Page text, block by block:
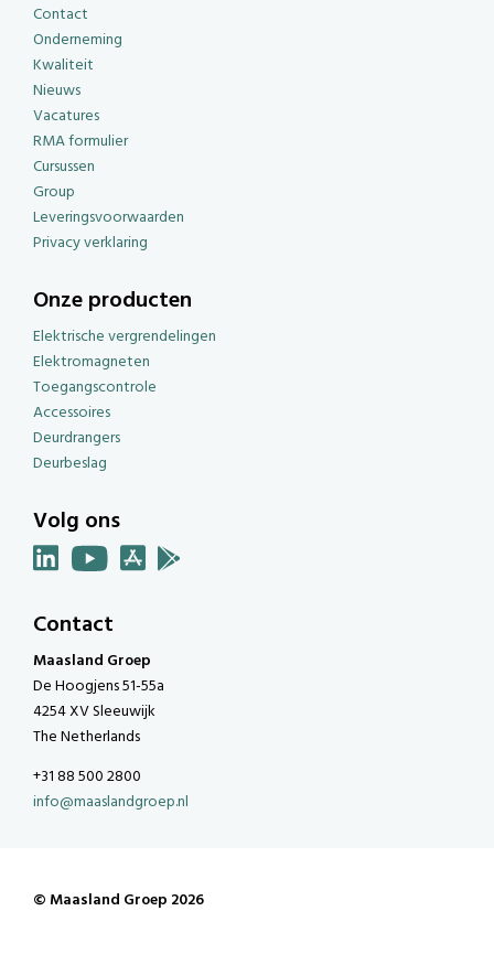
Contact
Onderneming
Kwaliteit
Nieuws
Vacatures
RMA formulier
Cursussen
Group
Leveringsvoorwaarden
Privacy verklaring
Onze producten
Elektrische vergrendelingen
Elektromagneten
Toegangscontrole
Accessoires
Deurdrangers
Deurbeslag
Volg ons
Contact
Maasland Groep
De Hoogjens 51-55a
4254 XV Sleeuwijk
The Netherlands
+31 88 500 2800
info@maaslandgroep.nl
© Maasland Groep 2026